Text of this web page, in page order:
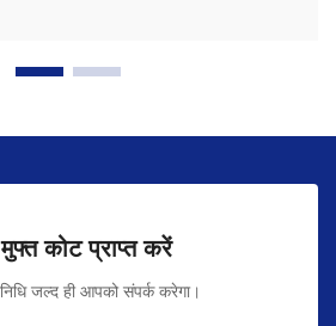
कोट प्राप्त करें
जल्द ही आपको संपर्क करेगा।